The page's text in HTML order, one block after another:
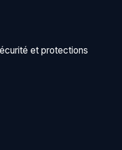
et protections